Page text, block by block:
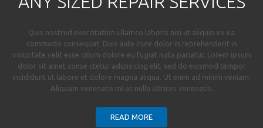
Quis nostrud exercitation ullamco laboris nisi ut aliquip ex ea
commodo consequat. Duis aute irure dolor in reprehenderit in
voluptate velit esse cillum dolore eu fugiat nulla pariatur. Lorem ipsum
dolor sit amet conse ctetur adipisicing elit, sed do eiusmod tempor
incididunt ut labore et dolore magna aliqua. Ut enim ad minim veniam.
Aliquam venenatis mi ac nulla ultrices venenatis.
READ MORE